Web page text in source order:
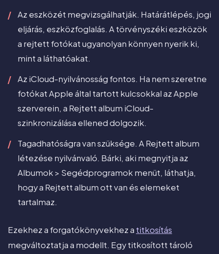
Az eszközét megvizsgálhatják. Határátlépés, jogi
eljárás, eszközfoglalás. A törvényszéki eszközök
a rejtett fotókat ugyanolyan könnyen nyerik ki,
mint a láthatóakat.
Az iCloud-nyilvánosság fontos. Ha nem szeretne
fotókat Apple által tartott kulcsokkal az Apple
szerverein, a Rejtett album iCloud-
szinkronizálása ellened dolgozik.
Tagadhatóságra van szüksége. A Rejtett album
létezése nyilvánvaló. Bárki, aki megnyitja az
Albumok > Segédprogramok menüt, láthatja,
hogy a Rejtett album ott van és elemeket
tartalmaz.
Ezekhez a forgatókönyvekhez a titkosítás
megváltoztatja a modellt. Egy titkosított tároló